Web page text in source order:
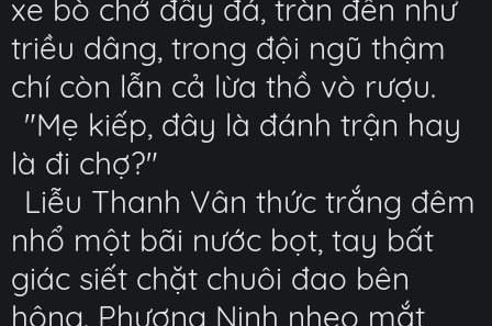
xe bò chở đầy đá, tràn đến như
triều dâng, trong đội ngũ thậm
chí còn lẫn cả lừa thồ vò rượu.
"Mẹ kiếp, đây là đánh trận hay
là đi chợ?"
Liễu Thanh Vân thức trắng đêm
nhổ một bãi nước bọt, tay bất
giác siết chặt chuôi đao bên
hông. Phương Ninh nheo mắt,